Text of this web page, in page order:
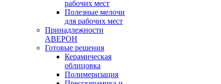
рабочих мест
Полезные мелочи
для рабочих мест
Принадлежности
АВЕРОН
Готовые решения
Керамическая
облицовка
Полимеризация